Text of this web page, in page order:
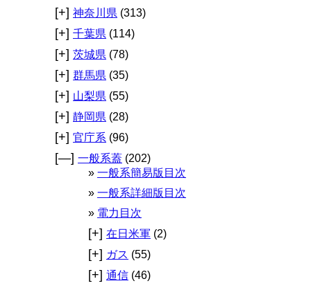
[+] 神奈川県 (313)
[+] 千葉県 (114)
[+] 茨城県 (78)
[+] 群馬県 (35)
[+] 山梨県 (55)
[+] 静岡県 (28)
[+] 官庁系 (96)
[—] 一般系蓋 (202)
一般系簡易版目次
一般系詳細版目次
電力目次
[+] 在日米軍 (2)
[+] ガス (55)
[+] 通信 (46)